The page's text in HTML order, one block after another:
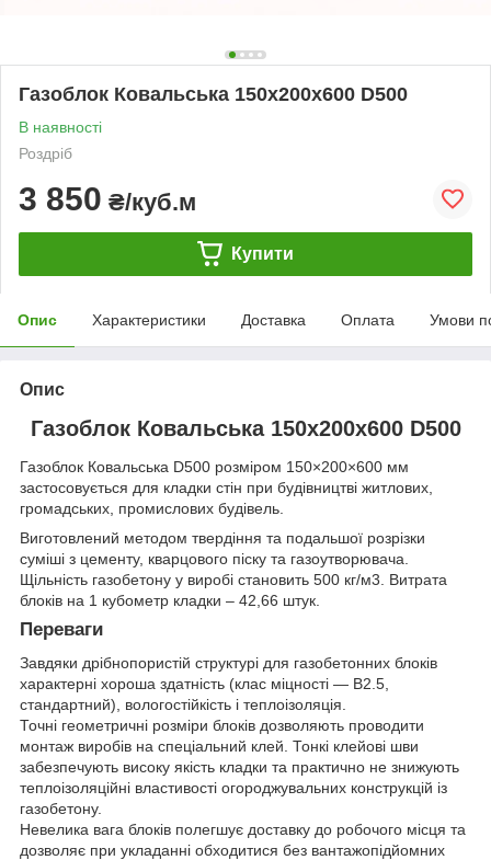
Газоблок Ковальська 150x200x600 D500
В наявності
Роздріб
3 850 ₴/куб.м
Купити
Опис Характеристики Доставка Оплата Умови
Опис
Газоблок Ковальська 150x200x600 D500
Газоблок Ковальська D500 розміром 150×200×600 мм
застосовується для кладки стін при будівництві житлових,
громадських, промислових будівель.
Виготовлений методом твердіння та подальшої розрізки
суміші з цементу, кварцового піску та газоутворювача.
Щільність газобетону у виробі становить 500 кг/м3. Витрата
блоків на 1 кубометр кладки – 42,66 штук.
Переваги
Завдяки дрібнопористій структурі для газобетонних блоків
характерні хороша здатність (клас міцності — В2.5,
стандартний), вологостійкість і теплоізоляція.
Точні геометричні розміри блоків дозволяють проводити
монтаж виробів на спеціальний клей. Тонкі клейові шви
забезпечують високу якість кладки та практично не знижують
теплоізоляційні властивості огороджувальних конструкцій із
газобетону.
Невелика вага блоків полегшує доставку до робочого місця та
дозволяє при укладанні обходитися без вантажопідйомних